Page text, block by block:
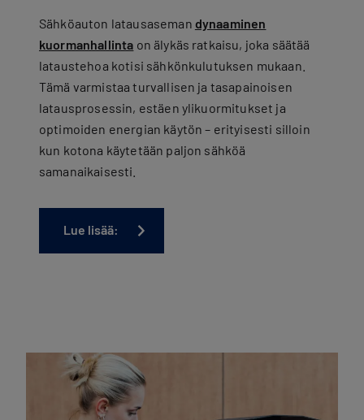
Sähköauton latausaseman dynaaminen
kuormanhallinta on älykäs ratkaisu, joka säätää
lataustehoa kotisi sähkönkulutuksen mukaan.
Tämä varmistaa turvallisen ja tasapainoisen
latausprosessin, estäen ylikuormitukset ja
optimoiden energian käytön – erityisesti silloin
kun kotona käytetään paljon sähköä
samanaikaisesti.
Lue lisää: